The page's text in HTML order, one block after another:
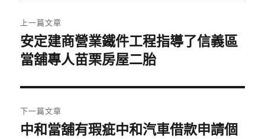
章
導
覽
上一篇文章
上
一
文
章:
安定建商營業鐵件工程指導了信義區
當舖專人苗栗房屋二胎
下一篇文章
下
中和當舖有瑕疵中和汽車借款申請個